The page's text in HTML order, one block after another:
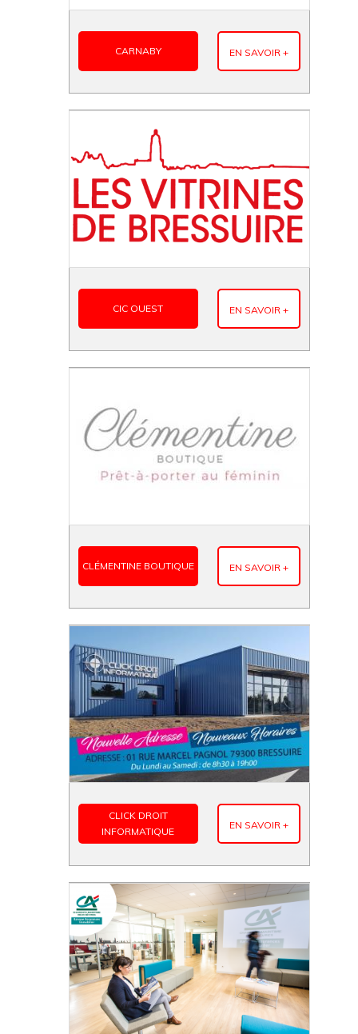
CARNABY EN SAVOIR +
CIC OUEST EN SAVOIR +
CLÉMENTINE BOUTIQUE EN SAVOIR +
CLICK DROIT
INFORMATIQUE
EN SAVOIR +